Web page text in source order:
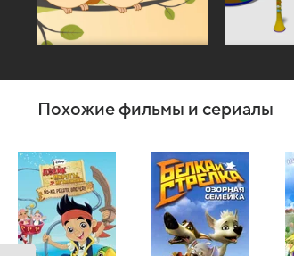
Похожие фильмы и сериалы